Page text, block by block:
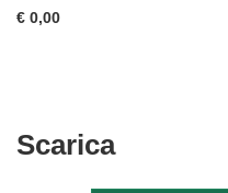
€ 0,00
ScaricaScarica